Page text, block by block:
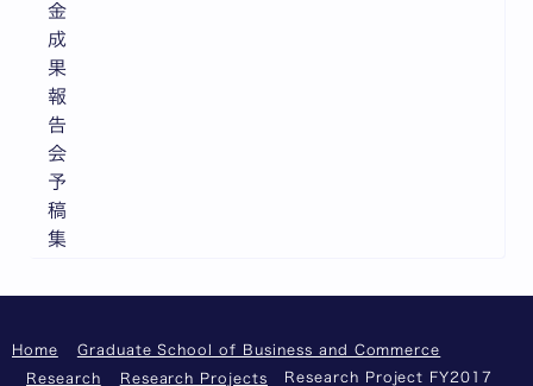
金
成
果
報
告
会
予
稿
集
Home
Graduate School of Business and Commerce
Research
Research Projects Research Project FY2017